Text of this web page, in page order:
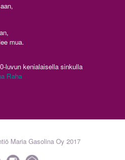
mua.
luvun kenialaisella sinkulla
Raha
Maria Gasolina Oy 2017